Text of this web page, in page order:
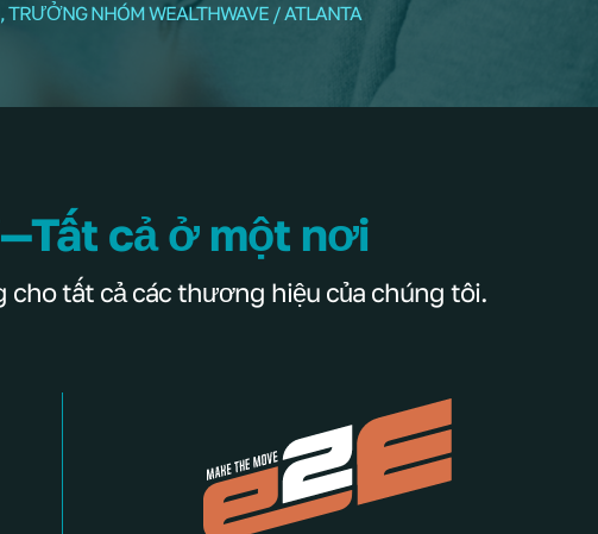
TRƯỞNG NHÓM WEALTHWAVE / ATLANTA
cả ở một nơi
cho tất cả các thương hiệu của chúng tôi.